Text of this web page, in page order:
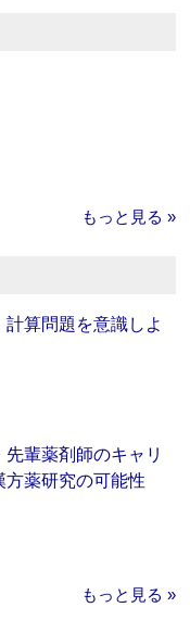
もっと見る »
計算問題を意識しよ
先輩薬剤師のキャリ
方薬研究の可能性
もっと見る »